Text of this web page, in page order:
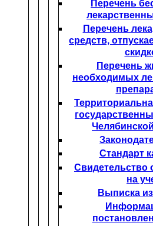
Перечень
Перечень
средств,
Перечень
необходимых
Стандарт
Свидетельство
на
Выписка